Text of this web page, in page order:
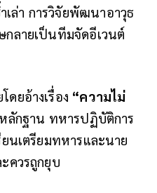
ล่า การวิจัยพัฒนาอาวุธ
ลายเป็นทีมจัดอีเวนต์
ดยอ้างเรื่อง “ความไม่
ลักฐาน ทหารปฏิบัติการ
นเตรียมทหารและนาย
ควรถูกยุบ